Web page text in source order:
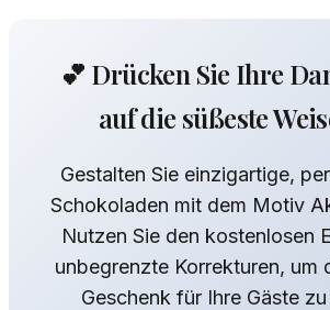
💕 Drücken Sie Ihre
auf die süßeste
Gestalten Sie einzigartige,
Schokoladen mit dem Motiv
Nutzen Sie den kostenlosen
unbegrenzte Korrekturen, um
Geschenk für Ihre Gäste